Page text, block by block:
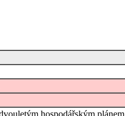
hospodářským plánem